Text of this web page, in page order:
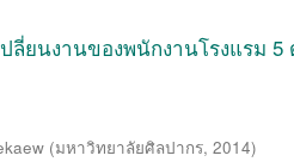
ลี่ยนงานของพนักงานโรงแรม
(มหาวิทยาลัยศิลปากร,2014)